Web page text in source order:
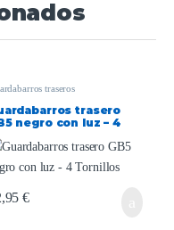
traseros
trasero
negro con luz – 4
€